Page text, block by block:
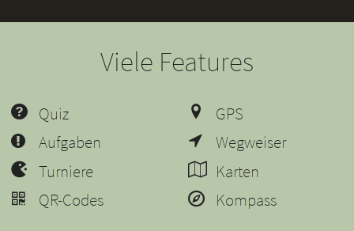
Viele Features
Quiz
Aufgaben
Turniere
QR-Codes
GPS
Wegweiser
Karten
Kompass